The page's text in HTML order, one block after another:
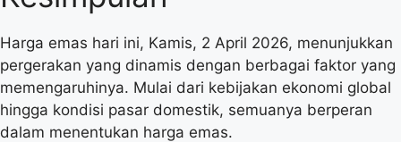
Harga emas hari ini, Kamis, 2 April 2026, menunjukkan
pergerakan yang dinamis dengan berbagai faktor yang
memengaruhinya. Mulai dari kebijakan ekonomi global
hingga kondisi pasar domestik, semuanya berperan
dalam menentukan harga emas.